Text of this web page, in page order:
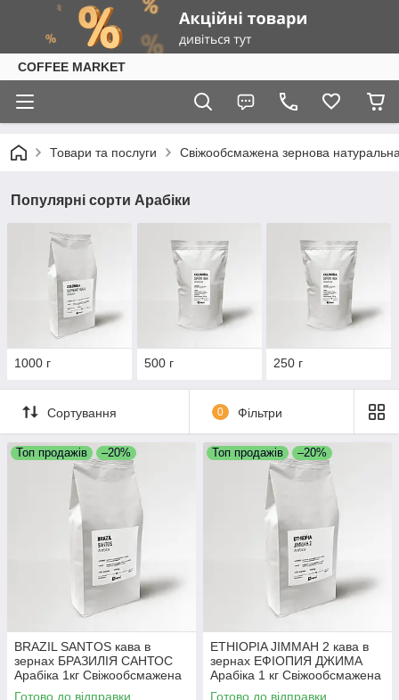
COFFEE MARKET
Товари та послуги Свіжообсмажена зернова
Популярні сорти Арабіки
1000 г 500 г 250 г
Сортування 0 Фільтри
Топ продажів –20%
BRAZIL SANTOS кава в
зернах БРАЗИЛІЯ САНТОС
Арабіка 1кг Свіжообсмажена
кава
Готово до відправки
Топ продажів –20%
ETHIOPIA JIMMAH 2 кава в
зернах ЕФІОПИЯ ДЖИМА
Арабіка 1 кг Свіжообсмажена
кава
Готово до відправки